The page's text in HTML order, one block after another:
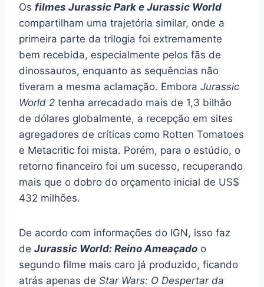
Os filmes Jurassic Park e Jurassic World
compartilham uma trajetória similar, onde a
primeira parte da trilogia foi extremamente
bem recebida, especialmente pelos fãs de
dinossauros, enquanto as sequências não
tiveram a mesma aclamação. Embora Jurassic
World 2 tenha arrecadado mais de 1,3 bilhão
de dólares globalmente, a recepção em sites
agregadores de críticas como Rotten Tomatoes
e Metacritic foi mista. Porém, para o estúdio, o
retorno financeiro foi um sucesso, recuperando
mais que o dobro do orçamento inicial de US$
432 milhões.
De acordo com informações do IGN, isso faz
de Jurassic World: Reino Ameaçado o
segundo filme mais caro já produzido, ficando
atrás apenas de Star Wars: O Despertar da